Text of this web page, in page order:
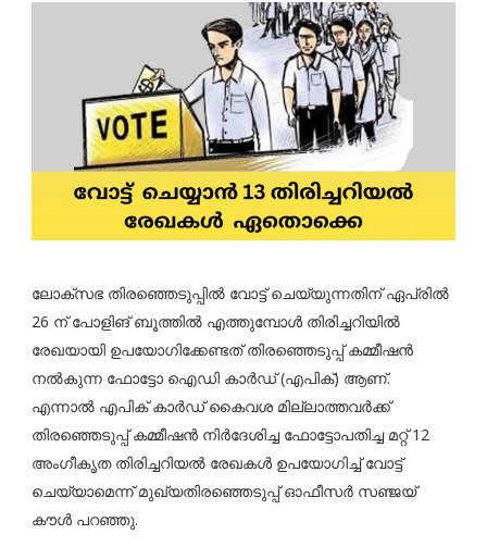
ലോക്സഭ തിരഞ്ഞെടുപ്പിൽ വോട്ട് ചെയ്യുന്നതിന് ഏപ്രിൽ
26 ന് പോളിങ് ബൂത്തിൽ എത്തുമ്പോൾ തിരിച്ചറിയിൽ
രേഖയായി ഉപയോഗിക്കേണ്ടത് തിരഞ്ഞെടുപ്പ് കമ്മീഷൻ
നൽകുന്ന ഫോട്ടോ ഐഡി കാർഡ് (എപിക്) ആണ്.
എന്നാൽ എപിക് കാർഡ് കൈവശ മില്ലാത്തവർക്ക്
തിരഞ്ഞെടുപ്പ് കമ്മീഷൻ നിർദേശിച്ച ഫോട്ടോപതിച്ച മറ്റ് 12
അംഗീകൃത തിരിച്ചറിയൽ രേഖകൾ ഉപയോഗിച്ച് വോട്ട്
ചെയ്യാമെന്ന് മുഖ്യതിരഞ്ഞെടുപ്പ് ഓഫീസർ സഞ്ജയ്
കൗൾ പറഞ്ഞു.